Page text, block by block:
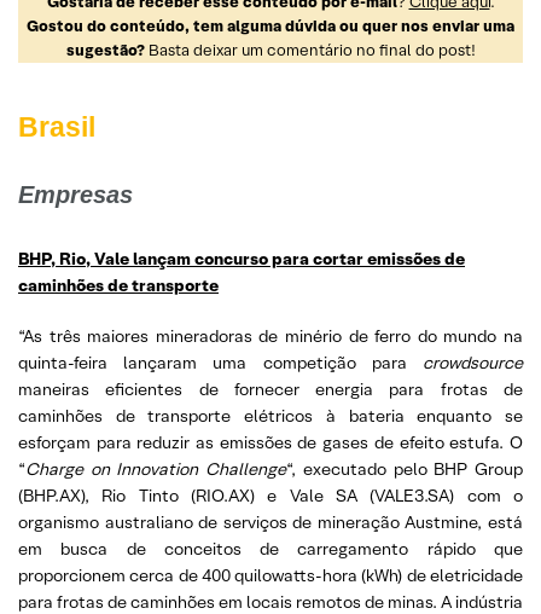
Gostou do conteúdo, tem alguma dúvida ou quer nos enviar uma
sugestão?Basta deixar um comentário no final do post!
Brasil
Empresas
BHP, Rio, Vale lançam concurso para cortar emissões de
caminhões de transporte
“As três maiores mineradoras de minério de ferro do mundo na
quinta-feira lançaram uma competição para crowdsource
maneiras eficientes de fornecer energia para frotas de
caminhões de transporte elétricos à bateria enquanto se
esforçam para reduzir as emissões de gases de efeito estufa. O
“Charge on Innovation Challenge“, executado pelo BHP Group
(BHP.AX), Rio Tinto (RIO.AX) e Vale SA (VALE3.SA) com o
organismo australiano de serviços de mineração Austmine, está
em busca de conceitos de carregamento rápido que
proporcionem cerca de 400 quilowatts-hora (kWh) de eletricidade
para frotas de caminhões em locais remotos de minas. A indústria